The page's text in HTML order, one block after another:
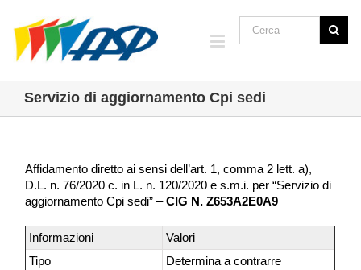
Servizio di aggiornamento Cpi sedi
Affidamento diretto ai sensi dell’art. 1, comma 2 lett. a),
D.L. n. 76/2020 c. in L. n. 120/2020 e s.m.i. per “Servizio di
aggiornamento Cpi sedi” –CIG N. Z653A2E0A9
Informazioni
Valori
Tipo
Determina a contrarre